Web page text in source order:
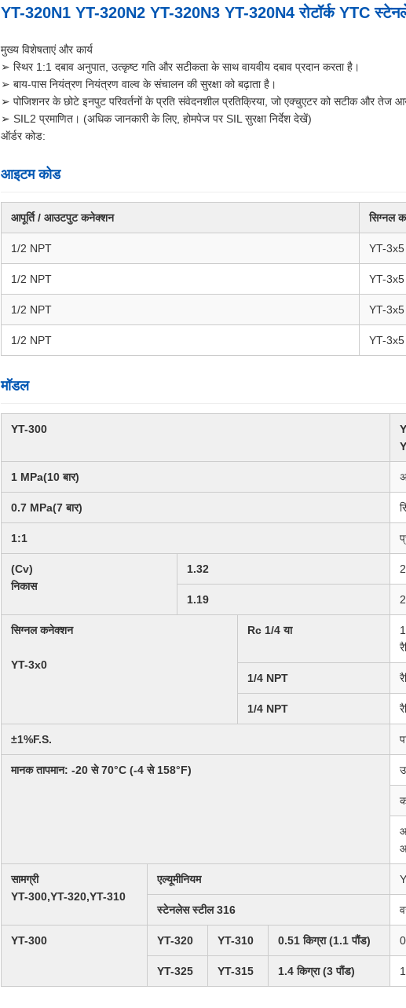
YT-320N1 YT-320N2 YT-320N3 YT-320N4 रोटॉर्क YTC
मुख्य विशेषताएं और कार्य
➢ स्थिर 1:1 दबाव अनुपात, उत्कृष्ट गति और सटीकता के साथ वायवीय दबाव प्रदान करता है।
➢ बाय-पास नियंत्रण नियंत्रण वाल्व के संचालन की सुरक्षा को बढ़ाता है।
➢ पोजिशनर के छोटे इनपुट परिवर्तनों के प्रति संवेदनशील प्रतिक्रिया, जो एक्चुएटर को सटीक और तेज
➢ SIL2 प्रमाणित। (अधिक जानकारी के लिए, होमपेज पर SIL सुरक्षा निर्देश देखें)
ऑर्डर कोड:
आइटम कोड
आपूर्ति / आउटपुट कनेक्शन सिग्नल
1/2 NPT YT-3x5
1/2 NPT YT-3x5
1/2 NPT YT-3x5
1/2 NPT YT-3x5
मॉडल
YT-300
1 MPa(10 बार)
0.7 MPa(7 बार)
1:1
(Cv)
निकास
1.32
1.19
सिग्नल कनेक्शन
YT-3x0
Rc 1/4 या
1/4 NPT
1/4 NPT
±1%F.S.
मानक तापमान: -20 से 70°C (-4 से 158°F)
सामग्री
YT-300,YT-320,YT-310
एल्यूमीनियम
स्टेनलेस स्टील 316
YT-300 YT-320 YT-310 0.51 किग्रा (1.1 पौंड)
YT-325 YT-315 1.4 किग्रा (3 पौंड)